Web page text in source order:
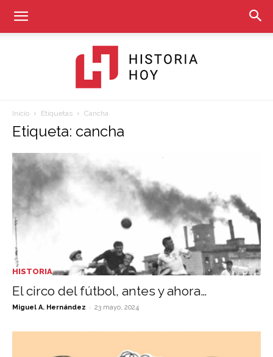
Hoy
Inicio Etiquetas Cancha
Etiqueta: cancha
HISTORIA
El circo del fútbol, antes y ahora…
Miguel A. Hernández - 23 mayo, 2024